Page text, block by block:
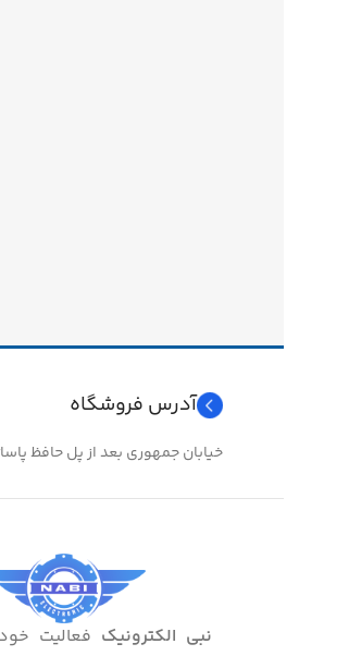
آدرس فروشگاه
خیابان جمهوری بعد از پل حافظ
نبی الکترونیک فعالیت